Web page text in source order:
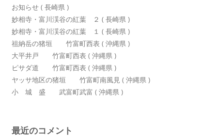
お知らせ ( 長崎県 )
妙相寺・富川渓谷の紅葉 ２ ( 長崎県 )
妙相寺・富川渓谷の紅葉 １ ( 長崎県 )
祖納岳の猪垣 竹富町西表 ( 沖縄県 )
大平井戸 竹富町西表 ( 沖縄県 )
ピサダ道 竹富町西表 ( 沖縄県 )
ヤッサ地区の猪垣 竹富町南風見 ( 沖縄県 )
小 城 盛 武富町武富 ( 沖縄県 )
最近のコメント